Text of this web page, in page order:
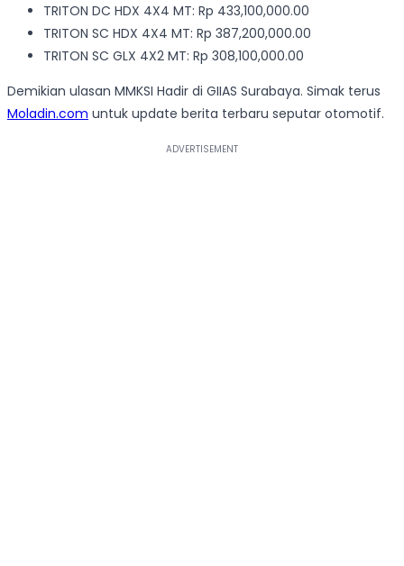
TRITON DC HDX 4X4 MT: Rp 433,100,000.00
TRITON SC HDX 4X4 MT: Rp 387,200,000.00
TRITON SC GLX 4X2 MT: Rp 308,100,000.00
Demikian ulasan MMKSI Hadir di GIIAS Surabaya. Simak terus
Moladin.com untuk update berita terbaru seputar otomotif.